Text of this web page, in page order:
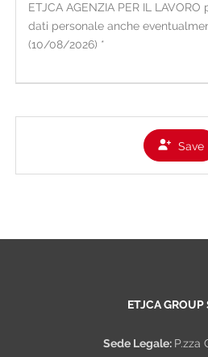
• occasionalmente presso
o presso soggetti terzi (es.
Per i dati raccolti non
l'interessato, viene fornita la
all'atto della loro registrazione
dati in generale riportati nel CV
web) e, ove necessario,
ETJCA AGENZIA PER IL
dati personale anche
(10/08/2026) *
Save
ETJCA GROUP
Sede Legale: P.zza